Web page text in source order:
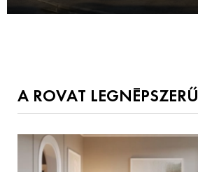
A ROVAT